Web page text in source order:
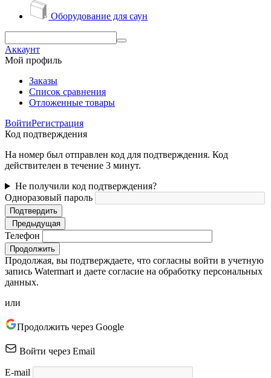
Оборудование для саун
Аккаунт
Мой профиль
Заказы
Список сравнения
Отложенные товары
ВойтиРегистрация
Код подтверждения
На номер был отправлен код для подтверждения. Код
действителен в течение 3 минут.
Не получили код подтверждения?
Одноразовый пароль
Подтвердить
Предыдущая
Телефон
Продолжить
Продолжая, вы подтверждаете, что согласны войти в учетную
запись Watermart и даете согласие на обработку персональных
данных.
или
Продолжить через Google
Войти через Email
E-mail